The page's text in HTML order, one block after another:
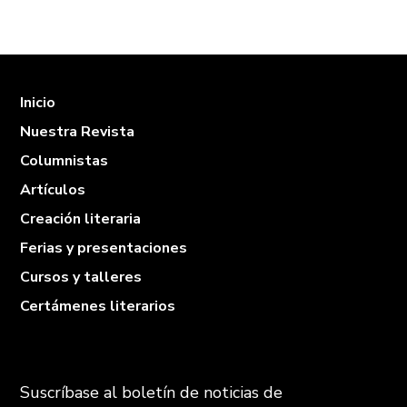
Inicio
Nuestra Revista
Columnistas
Artículos
Creación literaria
Ferias y presentaciones
Cursos y talleres
Certámenes literarios
Suscríbase al boletín de noticias de